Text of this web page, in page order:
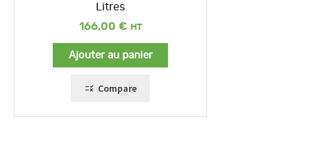
Litres
166,00 €
Ajouter au panier
Compare